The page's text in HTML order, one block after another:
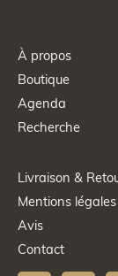
À propos
Boutique
Agenda
Recherche
Livraison &
Mentions légales
Avis
Contact